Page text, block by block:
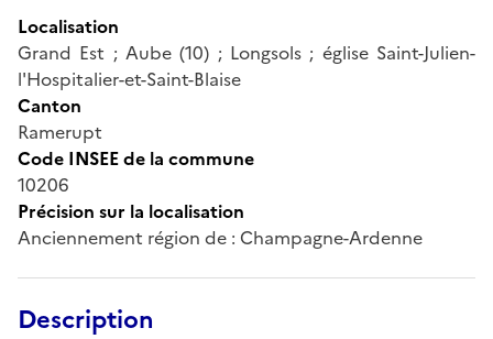
Localisation
Grand Est ; Aube (10) ; Longsols ; église Saint-Julien-
l'Hospitalier-et-Saint-Blaise
Canton
Ramerupt
Code INSEE de la commune
10206
Précision sur la localisation
Anciennement région de : Champagne-Ardenne
Description